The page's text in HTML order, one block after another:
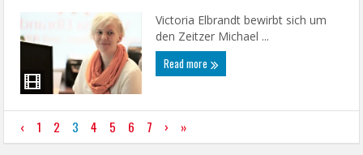
Victoria Elbrandt bewirbt sich um
den Zeitzer Michael ...
Read more
‹ 1 2 3 4 5 6 7 › »